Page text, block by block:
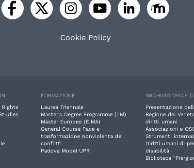
Cookie Policy
Rights
FORMAZIONE
Laurea Triennale
Master’s Degree Programme (LM)
Master Europeo (E.MA)
General Course Pace e
trasformazione nonviolenta dei
conflitti
Padova Model UPR
ARCHIVIO "PACE
Presentazione
Regione del
diritti umani
Associazioni e
Strumenti
Diritti umani di
disabilità
Biblioteca